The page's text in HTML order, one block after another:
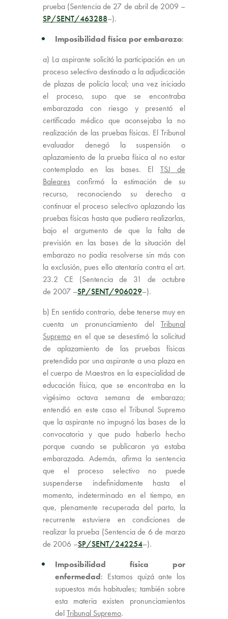
prueba (Sentencia de 27 de abril de 2009 –
SP/SENT/463288–).
Imposibilidad física por embarazo:
a) La aspirante solicitó la participación en un
proceso selectivo destinado a la adjudicación
de plazas de policía local; una vez iniciado
el proceso, supo que se encontraba
embarazada con riesgo y presentó el
certificado médico que aconsejaba la no
realización de las pruebas físicas. El Tribunal
evaluador denegó la suspensión o
aplazamiento de la prueba física al no estar
contemplado en las bases. El TSJ de
Baleares confirmó la estimación de su
recurso, reconociendo su derecho a
continuar el proceso selectivo aplazando las
pruebas físicas hasta que pudiera realizarlas,
bajo el argumento de que la falta de
previsión en las bases de la situación del
embarazo no podía resolverse sin más con
la exclusión, pues ello atentaría contra el art.
23.2 CE (Sentencia de 31 de octubre
de 2007 –SP/SENT/906029–).
b) En sentido contrario, debe tenerse muy en
cuenta un pronunciamiento del Tribunal
Supremo en el que se desestimó la solicitud
de aplazamiento de las pruebas físicas
pretendida por una aspirante a una plaza en
el cuerpo de Maestros en la especialidad de
educación física, que se encontraba en la
vigésimo octava semana de embarazo;
entendió en este caso el Tribunal Supremo
que la aspirante no impugnó las bases de la
convocatoria y que pudo haberlo hecho
porque cuando se publicaron ya estaba
embarazada. Además, afirma la sentencia
que el proceso selectivo no puede
suspenderse indefinidamente hasta el
momento, indeterminado en el tiempo, en
que, plenamente recuperada del parto, la
recurrente estuviere en condiciones de
realizar la prueba (Sentencia de 6 de marzo
de 2006 –SP/SENT/242254–).
Imposibilidad física por
enfermedad: Estamos quizá ante los
supuestos más habituales; también sobre
esta materia existen pronunciamientos
delTribunal Supremo.